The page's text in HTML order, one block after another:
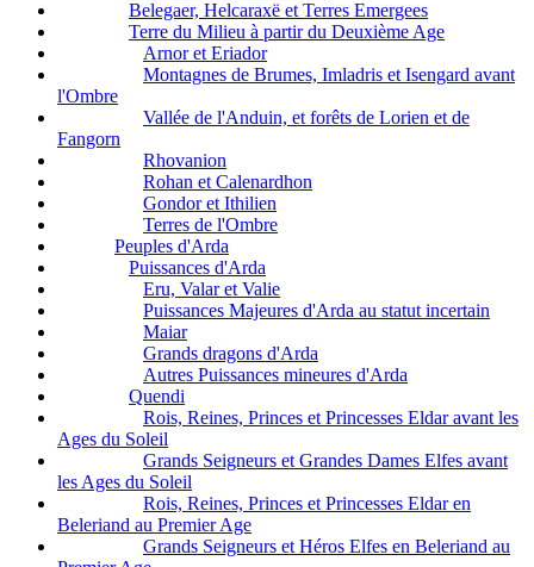
Belegaer, Helcaraxë et Terres Emergees
Terre du Milieu à partir du Deuxième Age
Arnor et Eriador
Montagnes de Brumes, Imladris et Isengard avant
l'Ombre
Vallée de l'Anduin, et forêts de Lorien et de
Fangorn
Rhovanion
Rohan et Calenardhon
Gondor et Ithilien
Terres de l'Ombre
Peuples d'Arda
Puissances d'Arda
Eru, Valar et Valie
Puissances Majeures d'Arda au statut incertain
Maiar
Grands dragons d'Arda
Autres Puissances mineures d'Arda
Quendi
Rois, Reines, Princes et Princesses Eldar avant les
Ages du Soleil
Grands Seigneurs et Grandes Dames Elfes avant
les Ages du Soleil
Rois, Reines, Princes et Princesses Eldar en
Beleriand au Premier Age
Grands Seigneurs et Héros Elfes en Beleriand au